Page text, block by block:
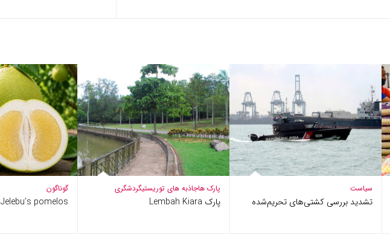
سیاست
تشدید بررسی کشتی‌های تحریم‌شده
پارک هاجاذبه های توریستیگردشگری
پارک Lembah Kiara
گوناگون
Jelebu’s pomelos ، فراتر از دوریان